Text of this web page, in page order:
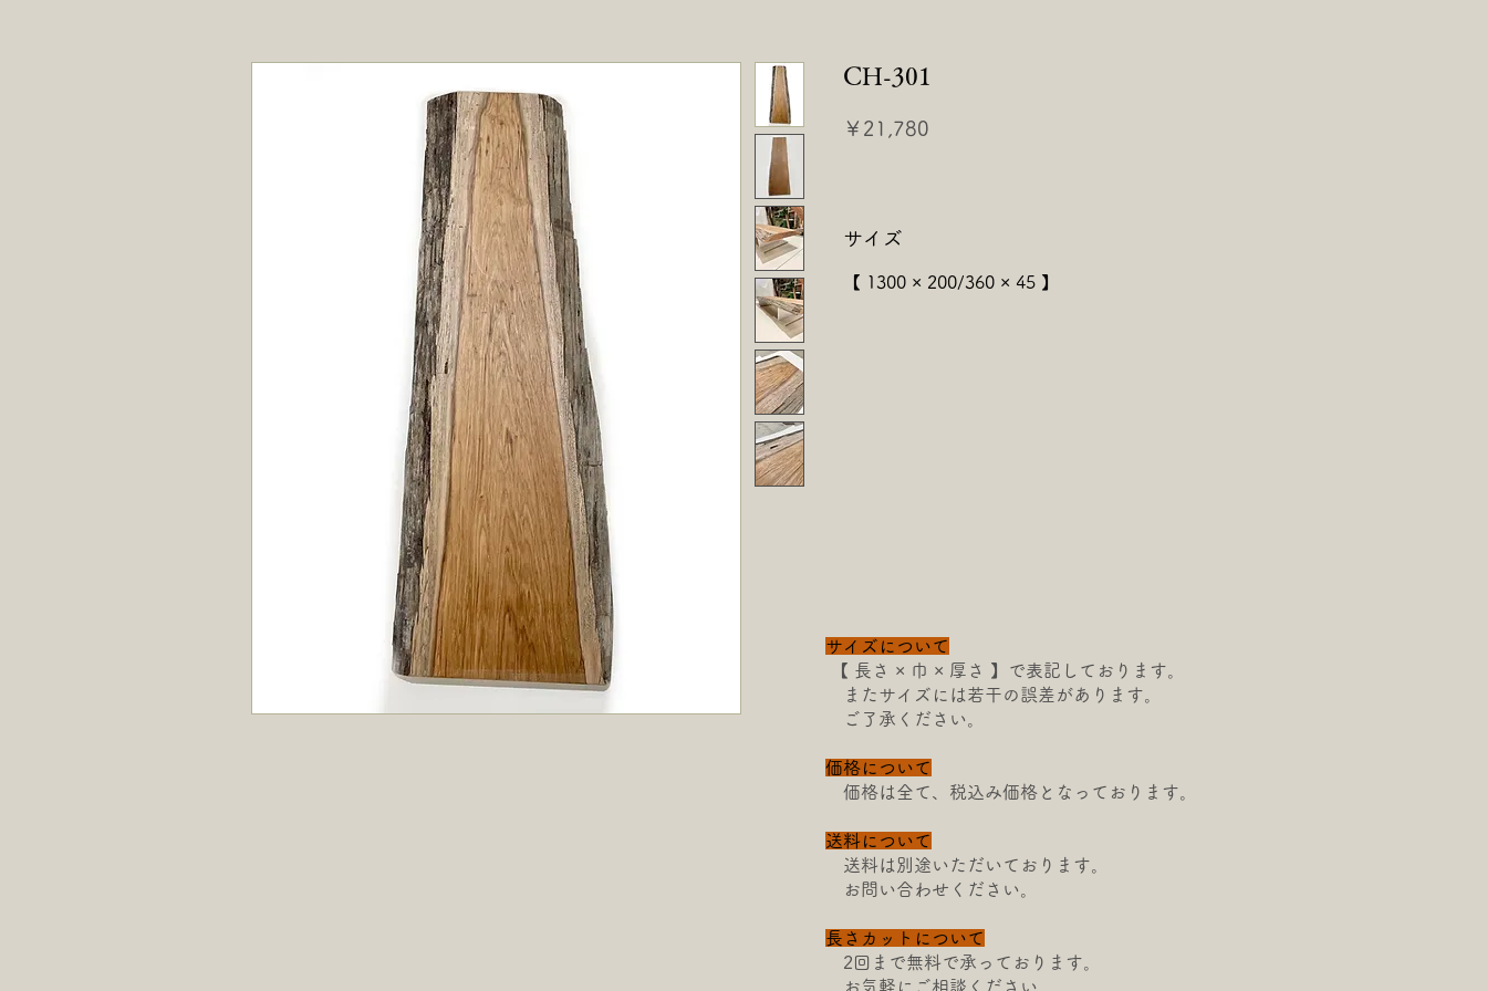
CH-301
￥21,780
サイズ
【 1300 × 200/360 × 45 】
サイズについて
【​ 長さ × 巾 × 厚さ 】で表記しております。
またサイズには若干の誤差があります。
ご了承ください。
価格について
価格は全て、税込み価格となっております。
送料について
送料は別途いただいております。
お問い合わせください。
長さカットについて
2回まで無料で承っております。
お気軽にご相談ください。